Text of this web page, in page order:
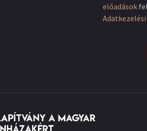
előadások